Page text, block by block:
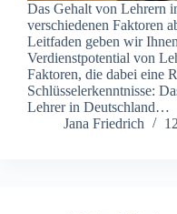
Das Gehalt von Lehrern
verschiedenen Faktoren
Leitfaden geben wir
Verdienstpotential von
Faktoren, die dabei eine
Schlüsselerkenntnisse:
Lehrer in Deutschland…
Jana Friedrich